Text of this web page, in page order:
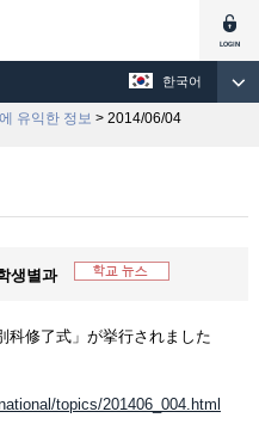
한국어
유익한 정보 > 2014/06/04
생별과
科修了式」が挙行されました
topics/201406_004.html